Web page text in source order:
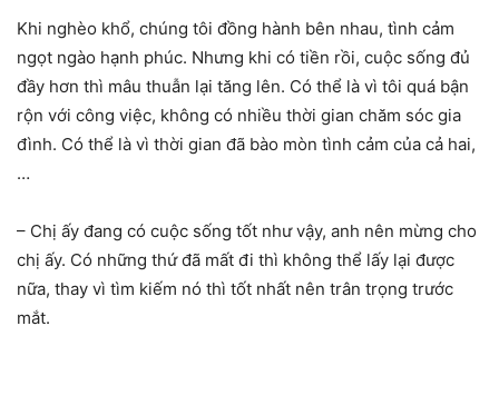
Khi nghèo khổ, chúng tôi đồng hành bên nhau, tình cảm
ngọt ngào hạnh phúc. Nhưng khi có tiền rồi, cuộc sống đủ
đầy hơn thì mâu thuẫn lại tăng lên. Có thể là vì tôi quá bận
rộn với công việc, không có nhiều thời gian chăm sóc gia
đình. Có thể là vì thời gian đã bào mòn tình cảm của cả hai,
…
– Chị ấy đang có cuộc sống tốt như vậy, anh nên mừng cho
chị ấy. Có những thứ đã mất đi thì không thể lấy lại được
nữa, thay vì tìm kiếm nó thì tốt nhất nên trân trọng trước
mắt.